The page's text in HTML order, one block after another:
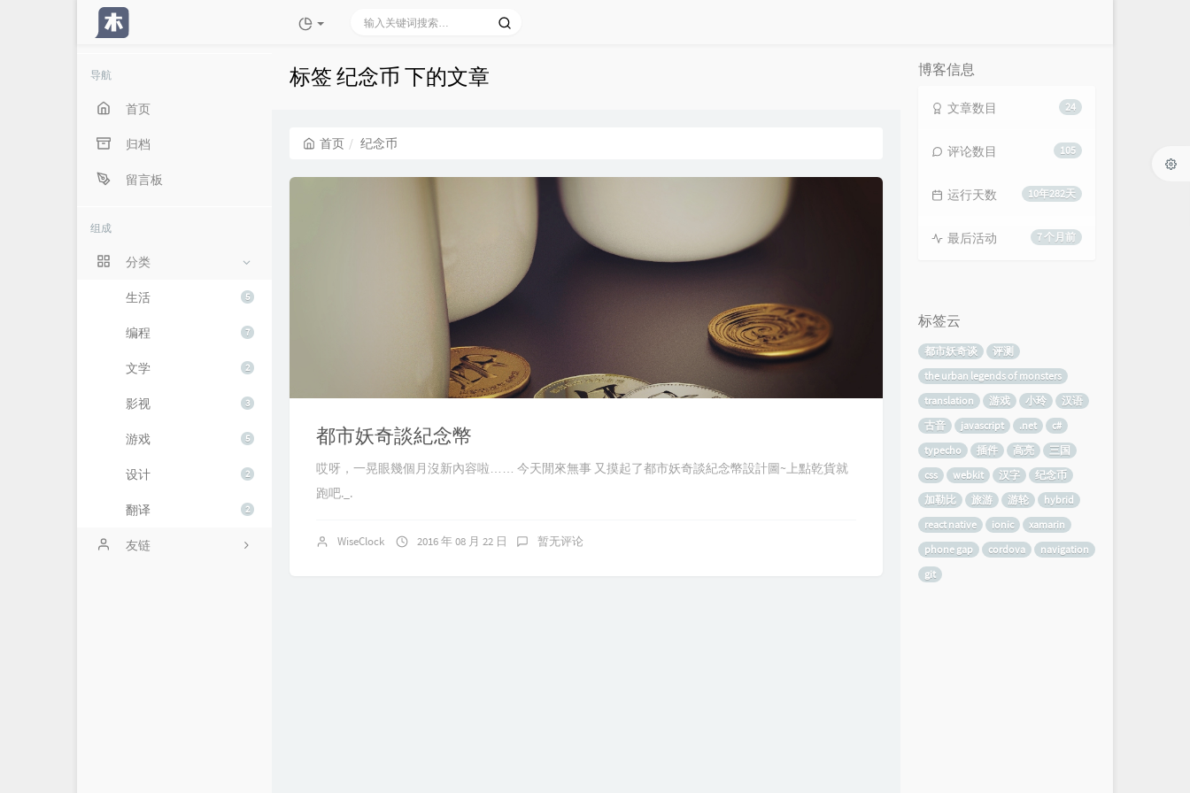
导航
首页
归档
留言板
组成
分类
5
生活
7
编程
2
文学
3
影视
5
游戏
2
设计
2
翻译
友链
标签 纪念币 下的文章
首页 纪念币
都市妖奇談紀念幣
哎呀，一晃眼幾個月沒新內容啦…… 今天閒來無事 又摸起了都市妖奇談紀念幣設計圖~上點乾貨就
跑吧._.
WiseClock 2016 年 08 月 22 日 暂无评论
博客信息
24
文章数目
105
评论数目
10年282天
运行天数
7 个月前
最后活动
标签云
都市妖奇谈
评测
the urban legends of monsters
translation
游戏 小玲
汉语
古音
javascript .net
c#
typecho
插件 高亮
三国
css
webkit 汉字
纪念币
加勒比
旅游 游轮
hybrid
react native
ionic
xamarin
phone gap
cordova
navigation
git